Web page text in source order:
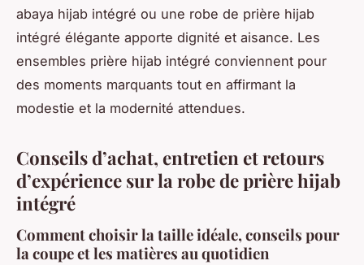
abaya hijab intégré ou une robe de prière hijab
intégré élégante apporte dignité et aisance. Les
ensembles prière hijab intégré conviennent pour
des moments marquants tout en affirmant la
modestie et la modernité attendues.
Conseils d’achat, entretien et retours
d’expérience sur la robe de prière hijab
intégré
Comment choisir la taille idéale, conseils pour
la coupe et les matières au quotidien